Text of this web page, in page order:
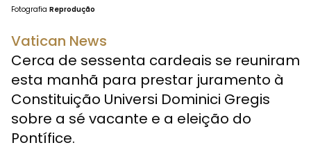
Fotografia Reprodução
Vatican News
Cerca de sessenta cardeais se reuniram
esta manhã para prestar juramento à
Constituição Universi Dominici Gregis
sobre a sé vacante e a eleição do
Pontífice.